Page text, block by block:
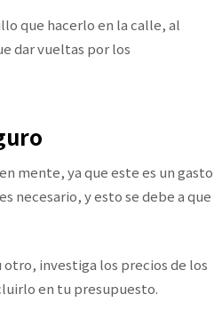
que hacerlo en la calle, al
dar vueltas por los
mente, ya que este es un gasto
necesario, y esto se debe a que
investiga los precios de los
en tu presupuesto.